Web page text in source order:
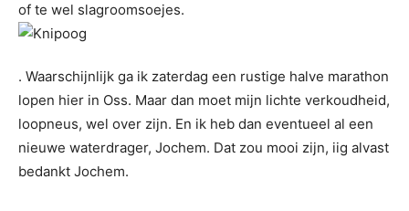
of te wel slagroomsoejes.
. Waarschijnlijk ga ik zaterdag een rustige halve marathon
lopen hier in Oss. Maar dan moet mijn lichte verkoudheid,
loopneus, wel over zijn. En ik heb dan eventueel al een
nieuwe waterdrager, Jochem. Dat zou mooi zijn, iig alvast
bedankt Jochem.